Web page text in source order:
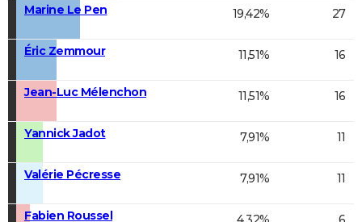
Marine Le Pen 19,42% 27
Éric Zemmour 11,51% 16
Jean-Luc Mélenchon 11,51% 16
Yannick Jadot 7,91% 11
Valérie Pécresse 7,91% 11
Fabien Roussel